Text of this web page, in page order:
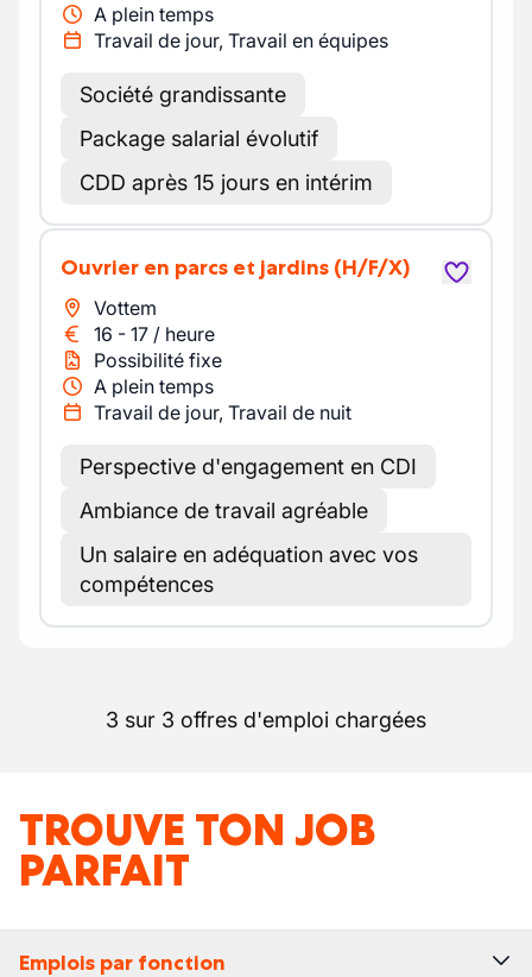
A plein temps
Travail de jour, Travail en équipes
Société grandissante
Package salarial évolutif
CDD après 15 jours en intérim
Ouvrier en parcs et jardins (H/F/X)
Vottem
16 - 17 / heure
Possibilité fixe
A plein temps
Travail de jour, Travail de nuit
Perspective d'engagement en CDI
Ambiance de travail agréable
Un salaire en adéquation avec vos
compétences
3 sur 3 offres d'emploi chargées
TROUVE TON JOB
PARFAIT
Emplois par fonction